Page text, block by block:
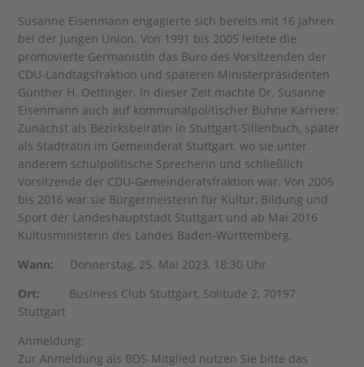
Susanne Eisenmann engagierte sich bereits mit 16 Jahren
bei der Jungen Union. Von 1991 bis 2005 leitete die
promovierte Germanistin das Büro des Vorsitzenden der
CDU-Landtagsfraktion und späteren Ministerpräsidenten
Günther H. Oettinger. In dieser Zeit machte Dr. Susanne
Eisenmann auch auf kommunalpolitischer Bühne Karriere:
Zunächst als Bezirksbeirätin in Stuttgart-Sillenbuch, später
als Stadträtin im Gemeinderat Stuttgart, wo sie unter
anderem schulpolitische Sprecherin und schließlich
Vorsitzende der CDU-Gemeinderatsfraktion war. Von 2005
bis 2016 war sie Bürgermeisterin für Kultur, Bildung und
Sport der Landeshauptstadt Stuttgart und ab Mai 2016
Kultusministerin des Landes Baden-Württemberg.
Wann: Donnerstag, 25. Mai 2023, 18:30 Uhr
Ort: Business Club Stuttgart, Solitude 2, 70197
Stuttgart
Anmeldung:
Zur Anmeldung als BDS-Mitglied nutzen Sie bitte das